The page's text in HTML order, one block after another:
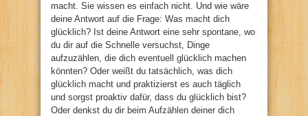
macht. Sie wissen es einfach nicht. Und wie wäre
deine Antwort auf die Frage: Was macht dich
glücklich? Ist deine Antwort eine sehr spontane, wo
du dir auf die Schnelle versuchst, Dinge
aufzuzählen, die dich eventuell glücklich machen
könnten? Oder weißt du tatsächlich, was dich
glücklich macht und praktizierst es auch täglich
und sorgst proaktiv dafür, dass du glücklich bist?
Oder denkst du dir beim Aufzählen deiner dich